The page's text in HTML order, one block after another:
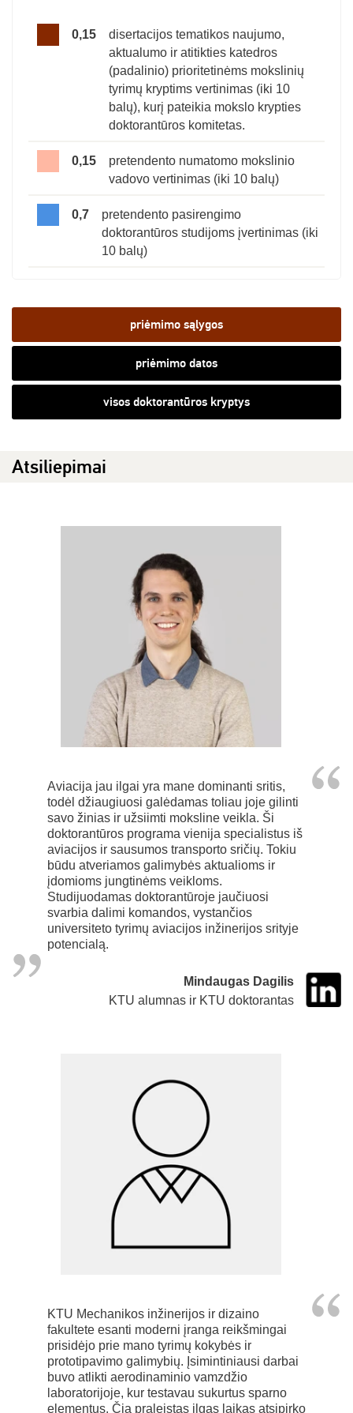
0,15
disertacijos tematikos naujumo,
aktualumo ir atitikties katedros
(padalinio) prioritetinėms mokslinių
tyrimų kryptims vertinimas (iki 10
balų), kurį pateikia mokslo krypties
doktorantūros komitetas.
0,15
pretendento numatomo mokslinio
vadovo vertinimas (iki 10 balų)
0,7
pretendento pasirengimo
doktorantūros studijoms įvertinimas (iki
10 balų)
priėmimo sąlygos
priėmimo datos
visos doktorantūros kryptys
Atsiliepimai
Aviacija jau ilgai yra mane dominanti sritis,
todėl džiaugiuosi galėdamas toliau joje gilinti
savo žinias ir užsiimti moksline veikla. Ši
doktorantūros programa vienija specialistus iš
aviacijos ir sausumos transporto sričių. Tokiu
būdu atveriamos galimybės aktualioms ir
įdomioms jungtinėms veikloms.
Studijuodamas doktorantūroje jaučiuosi
svarbia dalimi komandos, vystančios
universiteto tyrimų aviacijos inžinerijos srityje
potencialą.
Mindaugas Dagilis
KTU alumnas ir KTU doktorantas
KTU Mechanikos inžinerijos ir dizaino
fakultete esanti moderni įranga reikšmingai
prisidėjo prie mano tyrimų kokybės ir
prototipavimo galimybių. Įsimintiniausi darbai
buvo atlikti aerodinaminio vamzdžio
laboratorijoje, kur testavau sukurtus sparno
elementus. Čia praleistas ilgas laikas atsipirko